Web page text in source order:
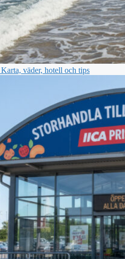
väder, hotell och tips